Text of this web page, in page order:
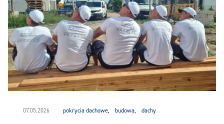
07.05.2026 pokrycia dachowe, budowa, dachy